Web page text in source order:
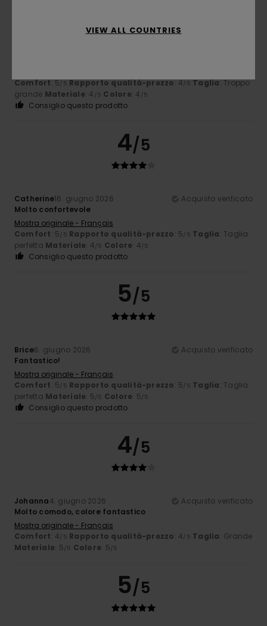
Comfort: 5/5 Rapporto qualità-prezzo: 4/5 Taglia: Troppo
grande Materiale: 4 /5 Colore: 4 /5
Consiglio questo prodotto
4/5
Catherine16. giugno 2026
Acquisto verificato
Molto confortevole
Mostra originale - Français
Comfort: 5 /5 Rapporto qualità-prezzo: 5 /5 Taglia: Taglia
perfetta Materiale: 4 /5 Colore: 4 /5
Consiglio questo prodotto
5/5
Brice6. giugno 2026
Acquisto verificato
Fantastico!
Mostra originale - Français
Comfort: 5 /5 Rapporto qualità-prezzo: 5 /5 Taglia: Taglia
perfetta Materiale: 5 /5 Colore: 5 /5
Consiglio questo prodotto
4/5
Johanna4. giugno 2026
Acquisto verificato
Molto comodo, colore fantastico
Mostra originale - Français
Comfort: 4 /5 Rapporto qualità-prezzo: 4 /5 Taglia: Grande
Materiale: 5 /5 Colore: 5 /5
5/5
VIEW ALL COUNTRIES